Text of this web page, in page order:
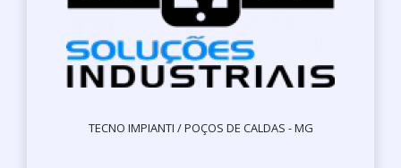
TECNO IMPIANTI / POÇOS DE CALDAS - MG